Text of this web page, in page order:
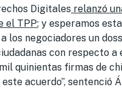
Digitales relanzó
el TPP; y esperamos
los negociadores un
con respecto a
quinientas firmas de
acuerdo”, sentenció